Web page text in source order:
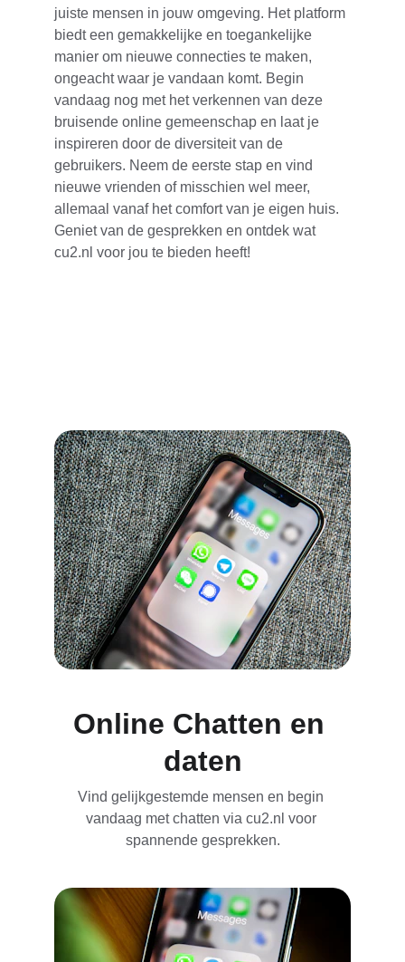
juiste mensen in jouw omgeving. Het platform
biedt een gemakkelijke en toegankelijke
manier om nieuwe connecties te maken,
ongeacht waar je vandaan komt. Begin
vandaag nog met het verkennen van deze
bruisende online gemeenschap en laat je
inspireren door de diversiteit van de
gebruikers. Neem de eerste stap en vind
nieuwe vrienden of misschien wel meer,
allemaal vanaf het comfort van je eigen huis.
Geniet van de gesprekken en ontdek wat
cu2.nl voor jou te bieden heeft!
Online Chatten en
daten
Vind gelijkgestemde mensen en begin
vandaag met chatten via cu2.nl voor
spannende gesprekken.